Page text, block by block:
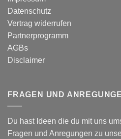
Datenschutz
Vertrag widerrufen
Partnerprogramm
AGBs
Disclaimer
FRAGEN UND
Du hast Ideen die du mit uns
Fragen und Anregungen zu